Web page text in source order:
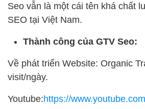
Seo vẫn là một cái tên khá chất
SEO tại Việt Nam.
Thành công của GTV Seo:
Về phát triển Website: Organic
visit/ngày.
Youtube:https://